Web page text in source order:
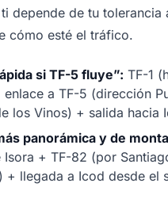
depende de tu tolerancia
cómo esté el tráfico.
si TF-5 fluye”: TF-1
enlace a TF-5 (dirección
los Vinos) + salida hacia
panorámica y de
Isora + TF-82 (por
+ llegada a Icod desde el